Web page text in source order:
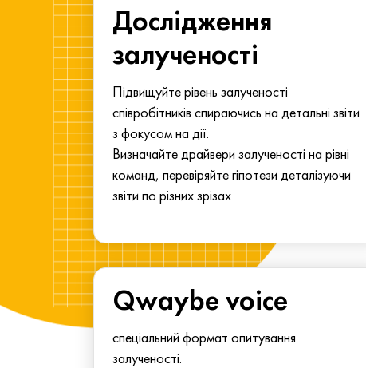
Дослідження
залученості
Підвищуйте рівень залученості
співробітників спираючись на детальні звіти
з фокусом на дії.
Визначайте драйвери залученості на рівні
команд, перевіряйте гіпотези деталізуючи
звіти по різних зрізах
Qwaybe voice
спеціальний формат опитування
залученості.